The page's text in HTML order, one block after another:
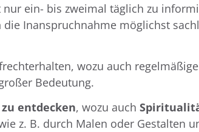
ein- bis zweimal täglich zu
Inanspruchnahme möglichst
wozu auch
Bedeutung.
entdecken, wozu auch
z. B. durch Malen oder Gestalten